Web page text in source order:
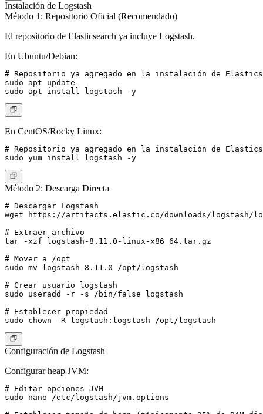
Instalación de Logstash
Método 1: Repositorio Oficial (Recomendado)
El repositorio de Elasticsearch ya incluye Logstash.
En Ubuntu/Debian:
# Repositorio ya agregado en la instalación de
sudo apt update
En CentOS/Rocky Linux:
# Repositorio ya agregado en la instalación de
Método 2: Descarga Directa
# Descargar Logstash
wget https://artifacts.elastic.co/downloads/logstash/
# Extraer archivo
tar -xzf logstash-8.11.0-linux-x86_64.tar.gz
# Mover a /opt
sudo mv logstash-8.11.0 /opt/logstash
# Crear usuario logstash
sudo useradd -r -s /bin/false logstash
# Establecer propiedad
Configuración de Logstash
Configurar heap JVM:
# Editar opciones JVM
sudo nano /etc/logstash/jvm.options